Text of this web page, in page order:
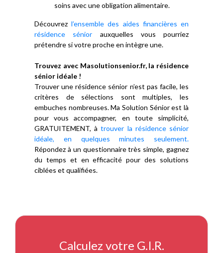
soins avec une obligation alimentaire.
Découvrezl’ensemble des aides financières en
résidence sénior auxquelles vous pourriez
prétendre si votre proche en intègre une.
Trouvez avec Masolutionsenior.fr, la résidence
sénior idéale !
Trouver une résidence sénior n’est pas facile, les
critères de sélections sont multiples, les
embuches nombreuses. Ma Solution Sénior est là
pour vous accompagner, en toute simplicité,
GRATUITEMENT, àtrouver la résidence sénior
idéale, en quelques minutes seulement.
Répondez à un questionnaire très simple, gagnez
du temps et en efficacité pour des solutions
ciblées et qualifiées.
Calculez votre G.I.R.